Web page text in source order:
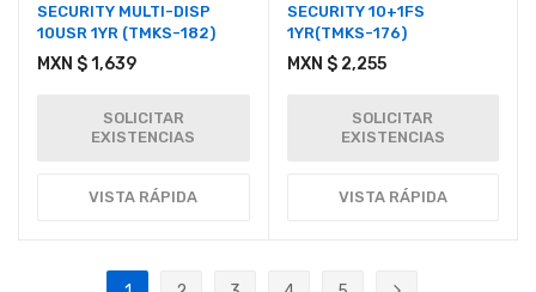
SECURITY MULTI-DISP
10USR 1YR (TMKS-182)
MXN $ 1,639
SOLICITAR
EXISTENCIAS
VISTA RÁPIDA
SECURITY 10+1FS
1YR(TMKS-176)
MXN $ 2,255
SOLICITAR
EXISTENCIAS
VISTA RÁPIDA
Página